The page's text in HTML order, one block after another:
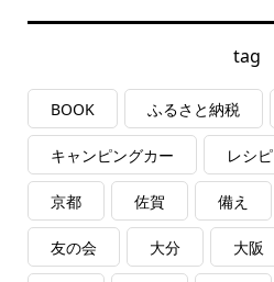
tag
BOOK ふるさと納税
キャンピングカー レシピ
京都 佐賀 備え
友の会 大分 大阪